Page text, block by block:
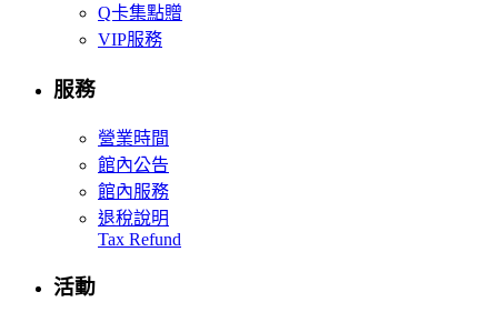
Q卡集點贈
VIP服務
服務
營業時間
館內公告
館內服務
退稅說明
Tax Refund
活動